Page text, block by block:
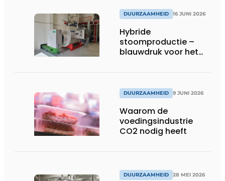
DUURZAAMHEID 16 JUNI 2026
Hybride
stoomproductie –
blauwdruk voor het
DUURZAAMHEID 9 JUNI 2026
Waarom de
voedingsindustrie
CO2 nodig heeft
DUURZAAMHEID 28 MEI 2026